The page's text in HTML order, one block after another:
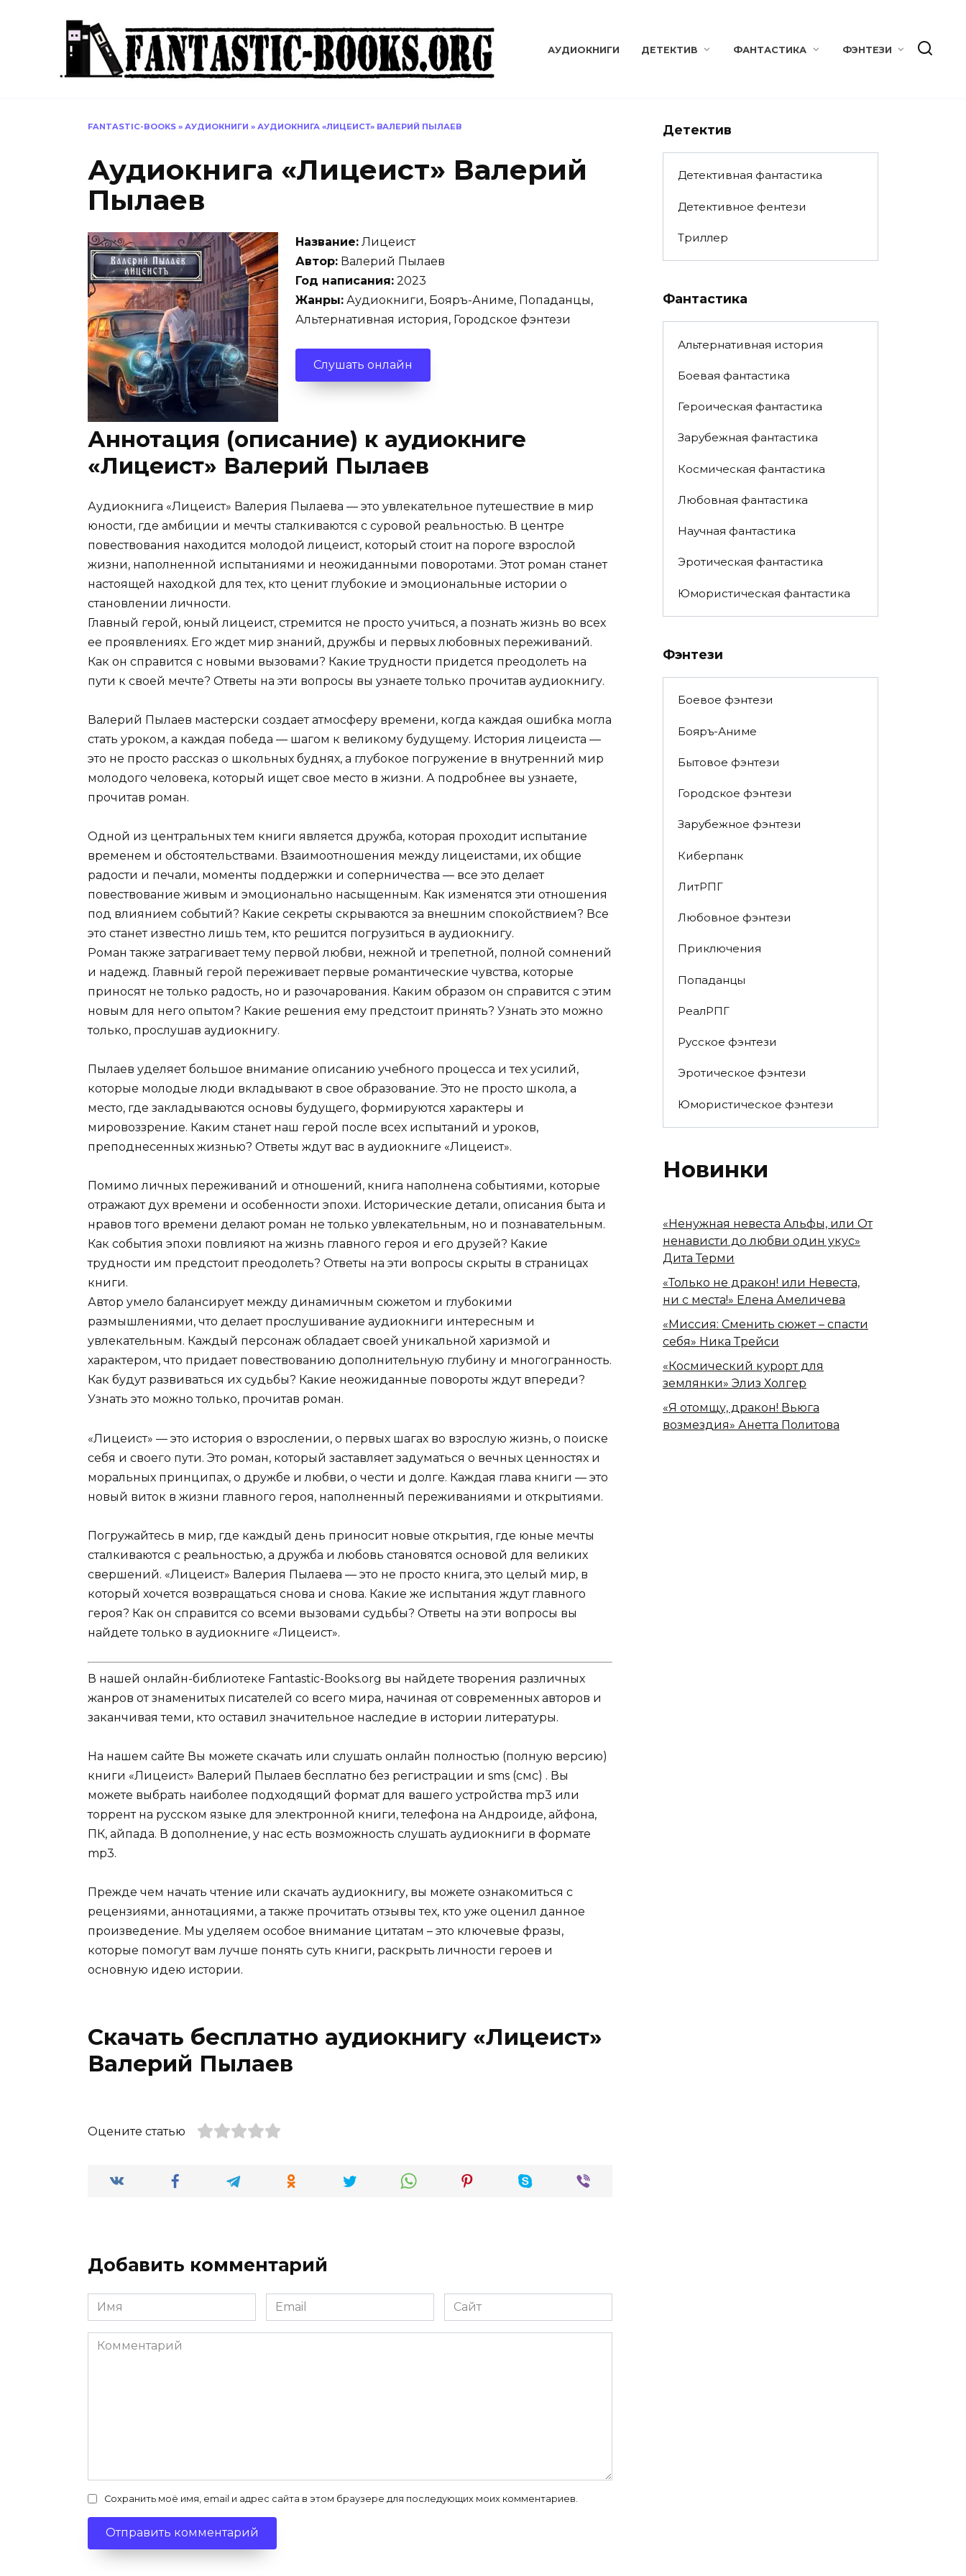
содержанию
АУДИОКНИГИ ДЕТЕКТИВ ФАНТАСТИКА ФЭНТЕЗИ
FANTASTIC-BOOKS » АУДИОКНИГИ » АУДИОКНИГА «ЛИЦЕИСТ» ВАЛЕРИЙ ПЫЛАЕВ
Аудиокнига «Лицеист» Валерий
Пылаев
Название: Лицеист
Автор: Валерий Пылаев
Год написания: 2023
Жанры: Аудиокниги, Бояръ-Аниме, Попаданцы,
Альтернативная история, Городское фэнтези
Слушать онлайн
Аннотация (описание) к аудиокниге
«Лицеист» Валерий Пылаев
Аудиокнига «Лицеист» Валерия Пылаева — это увлекательное путешествие в мир
юности, где амбиции и мечты сталкиваются с суровой реальностью. В центре
повествования находится молодой лицеист, который стоит на пороге взрослой
жизни, наполненной испытаниями и неожиданными поворотами. Этот роман станет
настоящей находкой для тех, кто ценит глубокие и эмоциональные истории о
становлении личности.
Главный герой, юный лицеист, стремится не просто учиться, а познать жизнь во всех
ее проявлениях. Его ждет мир знаний, дружбы и первых любовных переживаний.
Как он справится с новыми вызовами? Какие трудности придется преодолеть на
пути к своей мечте? Ответы на эти вопросы вы узнаете только прочитав аудиокнигу.
Валерий Пылаев мастерски создает атмосферу времени, когда каждая ошибка могла
стать уроком, а каждая победа — шагом к великому будущему. История лицеиста —
это не просто рассказ о школьных буднях, а глубокое погружение в внутренний мир
молодого человека, который ищет свое место в жизни. А подробнее вы узнаете,
прочитав роман.
Одной из центральных тем книги является дружба, которая проходит испытание
временем и обстоятельствами. Взаимоотношения между лицеистами, их общие
радости и печали, моменты поддержки и соперничества — все это делает
повествование живым и эмоционально насыщенным. Как изменятся эти отношения
под влиянием событий? Какие секреты скрываются за внешним спокойствием? Все
это станет известно лишь тем, кто решится погрузиться в аудиокнигу.
Роман также затрагивает тему первой любви, нежной и трепетной, полной сомнений
и надежд. Главный герой переживает первые романтические чувства, которые
приносят не только радость, но и разочарования. Каким образом он справится с этим
новым для него опытом? Какие решения ему предстоит принять? Узнать это можно
только, прослушав аудиокнигу.
Пылаев уделяет большое внимание описанию учебного процесса и тех усилий,
которые молодые люди вкладывают в свое образование. Это не просто школа, а
место, где закладываются основы будущего, формируются характеры и
мировоззрение. Каким станет наш герой после всех испытаний и уроков,
преподнесенных жизнью? Ответы ждут вас в аудиокниге «Лицеист».
Помимо личных переживаний и отношений, книга наполнена событиями, которые
отражают дух времени и особенности эпохи. Исторические детали, описания быта и
нравов того времени делают роман не только увлекательным, но и познавательным.
Как события эпохи повлияют на жизнь главного героя и его друзей? Какие
трудности им предстоит преодолеть? Ответы на эти вопросы скрыты в страницах
книги.
Автор умело балансирует между динамичным сюжетом и глубокими
размышлениями, что делает прослушивание аудиокниги интересным и
увлекательным. Каждый персонаж обладает своей уникальной харизмой и
характером, что придает повествованию дополнительную глубину и многогранность.
Как будут развиваться их судьбы? Какие неожиданные повороты ждут впереди?
Узнать это можно только, прочитав роман.
«Лицеист» — это история о взрослении, о первых шагах во взрослую жизнь, о поиске
себя и своего пути. Это роман, который заставляет задуматься о вечных ценностях и
моральных принципах, о дружбе и любви, о чести и долге. Каждая глава книги — это
новый виток в жизни главного героя, наполненный переживаниями и открытиями.
Погружайтесь в мир, где каждый день приносит новые открытия, где юные мечты
сталкиваются с реальностью, а дружба и любовь становятся основой для великих
свершений. «Лицеист» Валерия Пылаева — это не просто книга, это целый мир, в
который хочется возвращаться снова и снова. Какие же испытания ждут главного
героя? Как он справится со всеми вызовами судьбы? Ответы на эти вопросы вы
найдете только в аудиокниге «Лицеист».
В нашей онлайн-библиотеке Fantastic-Books.org вы найдете творения различных
жанров от знаменитых писателей со всего мира, начиная от современных авторов и
заканчивая теми, кто оставил значительное наследие в истории литературы.
На нашем сайте Вы можете скачать или слушать онлайн полностью (полную версию)
книги «Лицеист» Валерий Пылаев бесплатно без регистрации и sms (смс) . Вы
можете выбрать наиболее подходящий формат для вашего устройства mp3 или
торрент на русском языке для электронной книги, телефона на Андроиде, айфона,
ПК, айпада. В дополнение, у нас есть возможность слушать аудиокниги в формате
mp3.
Прежде чем начать чтение или скачать аудиокнигу, вы можете ознакомиться с
рецензиями, аннотациями, а также прочитать отзывы тех, кто уже оценил данное
произведение. Мы уделяем особое внимание цитатам – это ключевые фразы,
которые помогут вам лучше понять суть книги, раскрыть личности героев и
основную идею истории.
Скачать бесплатно аудиокнигу «Лицеист»
Валерий Пылаев
Оцените статью
Добавить комментарий
Имя
*
Email
*
Сайт
Комментарий
Сохранить моё имя, email и адрес сайта в этом браузере для последующих моих комментариев.
Детектив
Детективная фантастика
Детективное фентези
Триллер
Фантастика
Альтернативная история
Боевая фантастика
Героическая фантастика
Зарубежная фантастика
Космическая фантастика
Любовная фантастика
Научная фантастика
Эротическая фантастика
Юмористическая фантастика
Фэнтези
Боевое фэнтези
Бояръ-Аниме
Бытовое фэнтези
Городское фэнтези
Зарубежное фэнтези
Киберпанк
ЛитРПГ
Любовное фэнтези
Приключения
Попаданцы
РеалРПГ
Русское фэнтези
Эротическое фэнтези
Юмористическое фэнтези
Новинки
«Ненужная невеста Альфы, или От
ненависти до любви один укус»
Дита Терми
«Только не дракон! или Невеста,
ни с места!» Елена Амеличева
«Миссия: Сменить сюжет – спасти
себя» Ника Трейси
«Космический курорт для
землянки» Элиз Холгер
«Я отомщу, дракон! Вьюга
возмездия» Анетта Политова